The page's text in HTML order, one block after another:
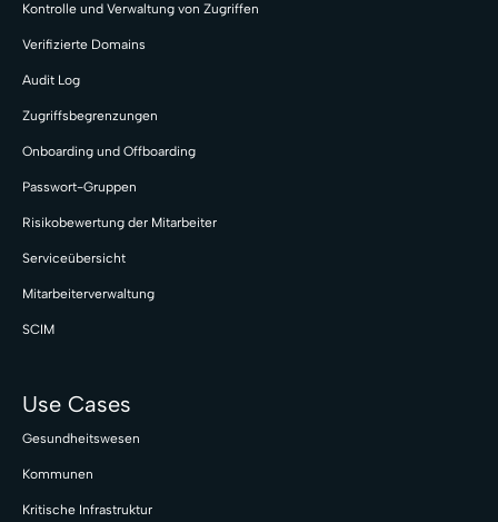
Kontrolle und Verwaltung von Zugriffen
Verifizierte Domains
Audit Log
Zugriffsbegrenzungen
Onboarding und Offboarding
Passwort-Gruppen
Risikobewertung der Mitarbeiter
Serviceübersicht
Mitarbeiterverwaltung
SCIM
Use Cases
Gesundheitswesen
Kommunen
Kritische Infrastruktur